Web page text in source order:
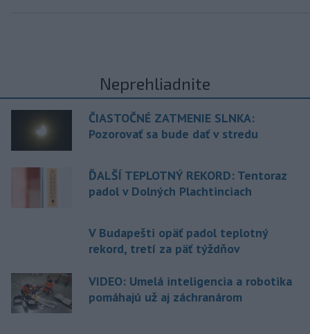
Neprehliadnite
ČIASTOČNÉ ZATMENIE SLNKA:
Pozorovať sa bude dať v stredu
ĎALŠÍ TEPLOTNÝ REKORD: Tentoraz
padol v Dolných Plachtinciach
V Budapešti opäť padol teplotný
rekord, tretí za päť týždňov
VIDEO: Umelá inteligencia a robotika
pomáhajú už aj záchranárom